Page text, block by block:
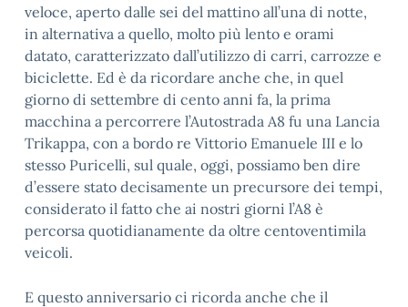
veloce, aperto dalle sei del mattino all’una di notte,
in alternativa a quello, molto più lento e orami
datato, caratterizzato dall’utilizzo di carri, carrozze e
biciclette. Ed è da ricordare anche che, in quel
giorno di settembre di cento anni fa, la prima
macchina a percorrere l’Autostrada A8 fu una Lancia
Trikappa, con a bordo re Vittorio Emanuele III e lo
stesso Puricelli, sul quale, oggi, possiamo ben dire
d’essere stato decisamente un precursore dei tempi,
considerato il fatto che ai nostri giorni l’A8 è
percorsa quotidianamente da oltre centoventimila
veicoli.
E questo anniversario ci ricorda anche che il